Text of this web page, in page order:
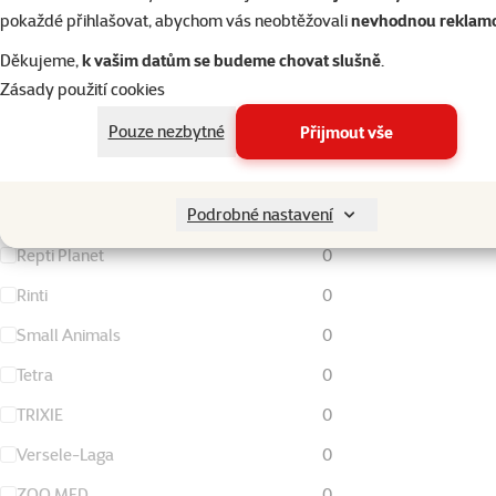
pokaždé přihlašovat, abychom vás neobtěžovalinevhodnou
Děkujeme,k vašim datům se budeme chovat slušně.
Zásady použití cookies
Pouze nezbytné
Přijmout vše
Podrobné nastavení
FURminator
0
Living World
0
Magic Cat
0
0
Repti Planet
0
Rinti
0
Small Animals
0
Tetra
0
TRIXIE
0
Versele-Laga
0